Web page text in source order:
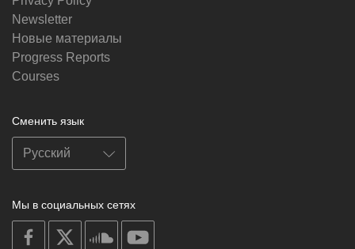
Newsletter
Новые материалы
Progress Reports
Courses
Сменить язык
Мы в социальных сетях
on
facebook
soundcloud